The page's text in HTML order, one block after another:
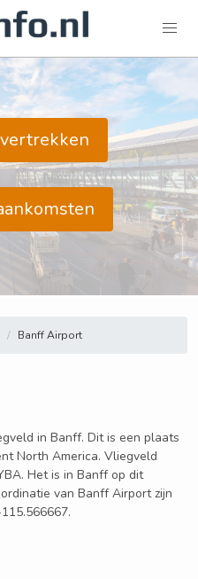
Banff Airport
in Banff. Dit is een plaats
North America. Vliegveld
Het is in Banff op dit
van Banff Airport zijn